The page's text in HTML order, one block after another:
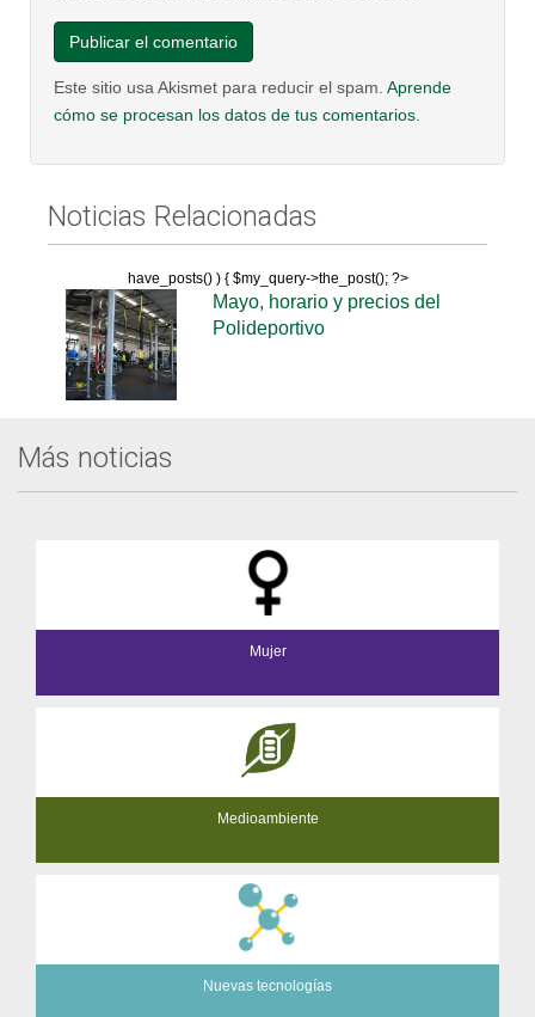
Este sitio usa Akismet para reducir el spam. Aprende
cómo se procesan los datos de tus comentarios.
Noticias Relacionadas
have_posts() ) { $my_query->the_post(); ?>
Mayo, horario y precios del
Polideportivo
Más noticias
Mujer
Medioambiente
Nuevas tecnologías